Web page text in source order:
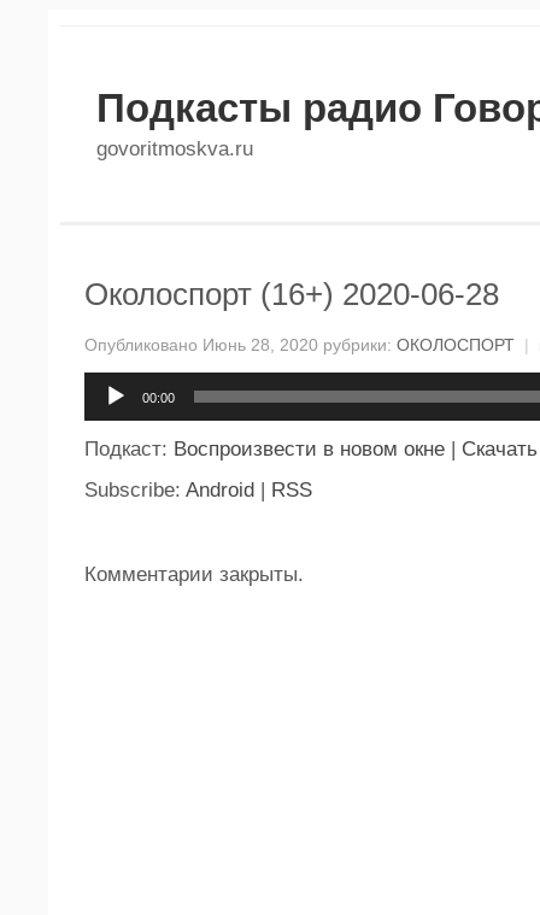
Подкасты радио
govoritmoskva.ru
Околоспорт (16+) 2020-06-28
Опубликовано Июнь 28, 2020 рубрики: ОКОЛОСПОРТ |
00:00
Подкаст: Воспроизвести в новом окне | Скачать
Subscribe: Android | RSS
Комментарии закрыты.